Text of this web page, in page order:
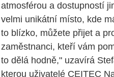
atmosférou a dostupností
velmi unikátní místo, kde
to blízko, můžete přijet a
zaměstnanci, kteří vám
to dělá hodně," uzavírá
kterou uživatelé CEITEC